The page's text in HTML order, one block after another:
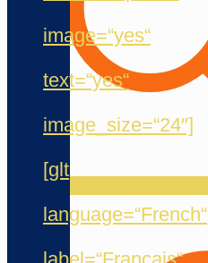
image=“yes“
text=“yes“
image_size=“24″]
[glt
language=“French“